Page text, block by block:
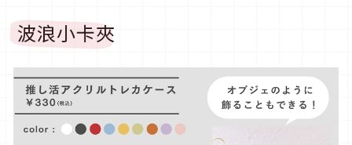
波浪小卡夾